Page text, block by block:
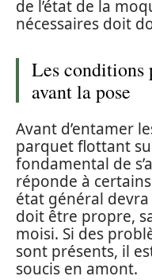
de l’état de la
nécessaires doit
Les conditions
avant la pose
Avant d’entamer
parquet flottant
fondamental de
réponde à
état général
doit être propre,
moisi. Si des
sont présents, il
soucis en amont.